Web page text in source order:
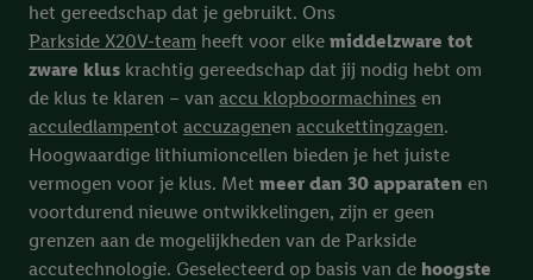
het gereedschap dat je gebruikt. Ons
Parkside X20V-team heeft voor elke middelzware tot
zware klus krachtig gereedschap dat jij nodig hebt om
de klus te klaren – van accu klopboormachines en
acculedlampentot accuzagenen accukettingzagen.
Hoogwaardige lithiumioncellen bieden je het juiste
vermogen voor je klus. Met meer dan 30 apparaten en
voortdurend nieuwe ontwikkelingen, zijn er geen
grenzen aan de mogelijkheden van de Parkside
accutechnologie. Geselecteerd op basis van de hoogste